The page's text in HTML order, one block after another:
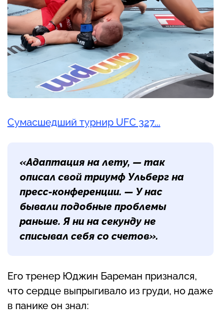
Сумасшедший турнир UFC 327...
«Адаптация на лету, — так
описал свой триумф Ульберг на
пресс-конференции. — У нас
бывали подобные проблемы
раньше. Я ни на секунду не
списывал себя со счетов».
Его тренер Юджин Бареман признался,
что сердце выпрыгивало из груди, но даже
в панике он знал: